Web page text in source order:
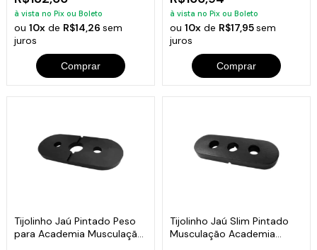
à vista no Pix ou Boleto
ou10x de R$14,26sem
juros
Comprar
à vista no Pix ou Boleto
ou 10xde R$17,95sem
juros
Comprar
Tijolinho Jaú Pintado Peso
para Academia Musculação
Tijolinho Jaú Slim Pintado
Musculação Academia